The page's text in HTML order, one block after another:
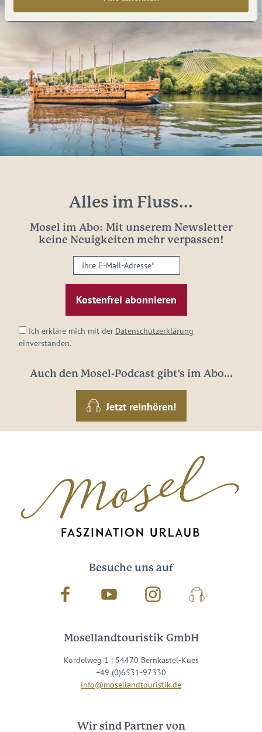
Alles im Fluss...
Mosel im Abo: Mit unserem Newsletter
keine Neuigkeiten mehr verpassen!
Ihre
E-
Mail-
Adresse:
Ich erkläre mich mit der Datenschutzerklärung
einverstanden.
Auch den Mosel-Podcast gibt's im Abo...
Jetzt reinhören!
Besuche uns auf
Facebook Youtube InstagramPodcast
Mosellandtouristik GmbH
Kordelweg 1 | 54470 Bernkastel-Kues
+49 (0)6531-97330
info@mosellandtouristik.de
Wir sind Partner von